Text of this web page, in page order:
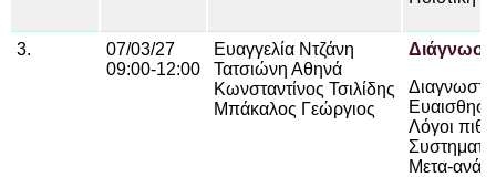
3.
07/03/27
09:00-12:00
Ευαγγελία Ντζάνη
Τατσιώνη Αθηνά
Κωνσταντίνος Τσιλίδης
Μπάκαλος Γεώργιος
Διάγνωση
Λόγοι
Μετα-